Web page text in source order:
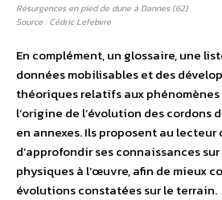
Résurgences en pied de dune à Dannes (62)
Source : Cédric Lefebvre
En complément, un glossaire, une
données mobilisables et des
théoriques relatifs aux phénomènes
l’origine de l’évolution des cordons
en annexes. Ils proposent au
d’approfondir ses connaissances
physiques à l’œuvre, afin de mieux
évolutions constatées sur le terrain.